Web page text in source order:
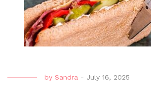
by Sandra - July 16, 2025